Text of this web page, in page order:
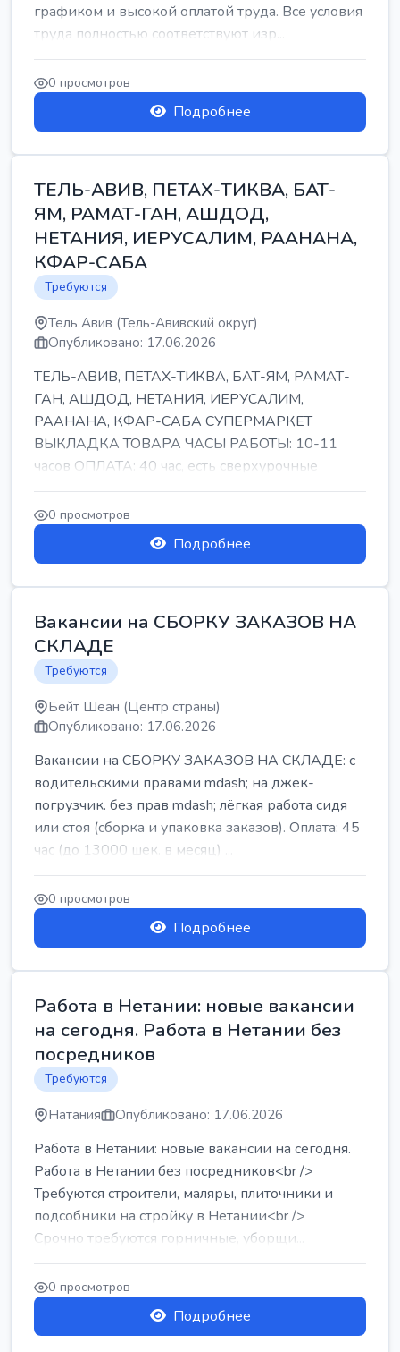
графиком и высокой оплатой труда. Все условия
труда полностью соответствуют изр...
0 просмотров
Подробнее
ТЕЛЬ-АВИВ, ПЕТАХ-ТИКВА, БАТ-
ЯМ, РАМАТ-ГАН, АШДОД,
НЕТАНИЯ, ИЕРУСАЛИМ, РААНАНА,
КФАР-САБА
Требуются
Тель Авив (Тель-Авивский округ)
Опубликовано: 17.06.2026
ТЕЛЬ-АВИВ, ПЕТАХ-ТИКВА, БАТ-ЯМ, РАМАТ-
ГАН, АШДОД, НЕТАНИЯ, ИЕРУСАЛИМ,
РААНАНА, КФАР-САБА СУПЕРМАРКЕТ
ВЫКЛАДКА ТОВАРА ЧАСЫ РАБОТЫ: 10-11
часов ОПЛАТА: 40 час, есть сверхурочные
ПИТАНИЕ ЕСТЬ Для синих б...
0 просмотров
Подробнее
Вакансии на СБОРКУ ЗАКАЗОВ НА
СКЛАДЕ
Требуются
Бейт Шеан (Центр страны)
Опубликовано: 17.06.2026
Вакансии на СБОРКУ ЗАКАЗОВ НА СКЛАДЕ: с
водительскими правами mdash; на джек-
погрузчик. без прав mdash; лёгкая работа сидя
или стоя (сборка и упаковка заказов). Оплата: 45
час (до 13000 шек. в месяц) ...
0 просмотров
Подробнее
Работа в Нетании: новые вакансии
на сегодня. Работа в Нетании без
посредников
Требуются
Натания Опубликовано: 17.06.2026
Работа в Нетании: новые вакансии на сегодня.
Работа в Нетании без посредников<br />
Требуются строители, маляры, плиточники и
подсобники на стройку в Нетании<br />
Срочно требуются горничные, уборщи...
0 просмотров
Подробнее